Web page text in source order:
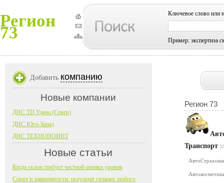
Регион
73
Ключевое слово или
Пример: экспертиза
Регион 73
Транспорт
Добавить компанию
Новые компании
ДНС ТЦ Удача (Север)
ДНС Юго-Запад
ДНС ТЕХНОПОИНТ
Новые статьи
Когда склон требует честной оценки уровня
Спорт и знаменитости: результат сильнее любого